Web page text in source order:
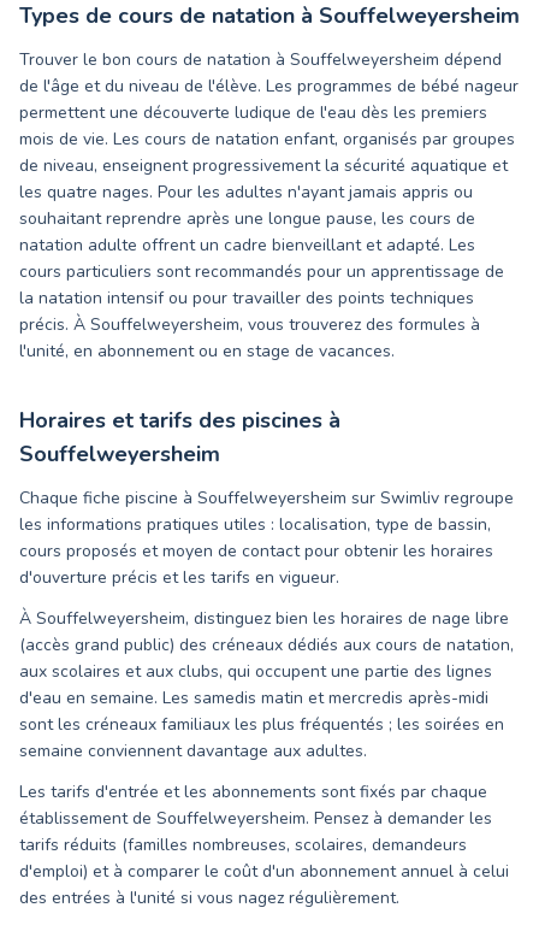
Types de cours de natation à Souffelweyersheim
Trouver le bon cours de natation à Souffelweyersheim dépend
de l'âge et du niveau de l'élève. Les programmes de bébé nageur
permettent une découverte ludique de l'eau dès les premiers
mois de vie. Les cours de natation enfant, organisés par groupes
de niveau, enseignent progressivement la sécurité aquatique et
les quatre nages. Pour les adultes n'ayant jamais appris ou
souhaitant reprendre après une longue pause, les cours de
natation adulte offrent un cadre bienveillant et adapté. Les
cours particuliers sont recommandés pour un apprentissage de
la natation intensif ou pour travailler des points techniques
précis. À Souffelweyersheim, vous trouverez des formules à
l'unité, en abonnement ou en stage de vacances.
Horaires et tarifs des piscines à
Souffelweyersheim
Chaque fiche piscine à Souffelweyersheim sur Swimliv regroupe
les informations pratiques utiles : localisation, type de bassin,
cours proposés et moyen de contact pour obtenir les horaires
d'ouverture précis et les tarifs en vigueur.
À Souffelweyersheim, distinguez bien les horaires de nage libre
(accès grand public) des créneaux dédiés aux cours de natation,
aux scolaires et aux clubs, qui occupent une partie des lignes
d'eau en semaine. Les samedis matin et mercredis après-midi
sont les créneaux familiaux les plus fréquentés ; les soirées en
semaine conviennent davantage aux adultes.
Les tarifs d'entrée et les abonnements sont fixés par chaque
établissement de Souffelweyersheim. Pensez à demander les
tarifs réduits (familles nombreuses, scolaires, demandeurs
d'emploi) et à comparer le coût d'un abonnement annuel à celui
des entrées à l'unité si vous nagez régulièrement.